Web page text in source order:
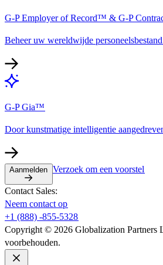
G-P Employer of Record™ & G-P
Beheer uw wereldwijde
G-P Gia™​​
Door kunstmatige intelligentie
Aanmelden​​ Verzoek om een voorstel​​
Contact Sales:​​
Neem contact op​​
+1 (888) -855-5328​​
Copyright © 2026 Globalization Partners
voorbehouden.​​